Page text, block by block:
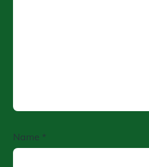
Name *